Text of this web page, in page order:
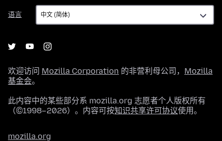
语言
语
言
欢迎访问 Mozilla Corporation 的非营利母公司， Mozilla
基金会。
此内容中的某些部分系 mozilla.org 志愿者个人版权所有
（©1998–2026）。内容可按知识共享许可协议使用。
mozilla.org